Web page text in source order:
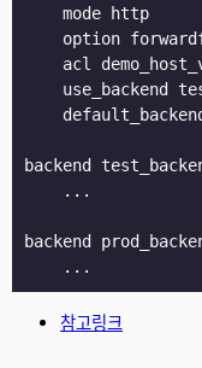
    mode http
option
acl
use_backend
backend
    ...
backend
참고링크